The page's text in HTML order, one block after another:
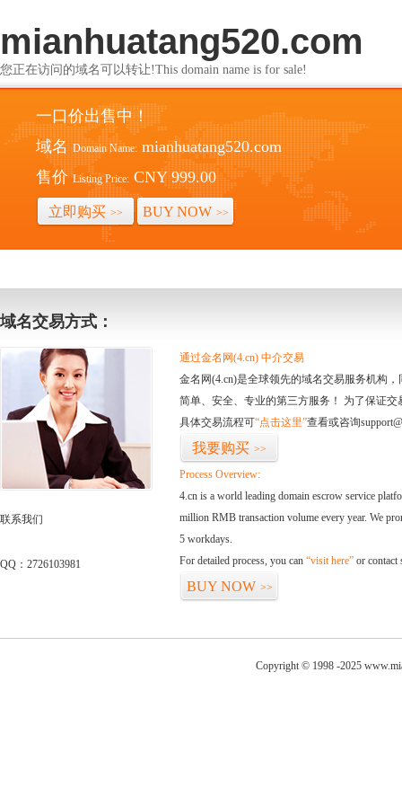
mianhuatang520.com
您正在访问的域名可以转让!This domain name is for sale!
一口价出售中！
域名 Domain Name: mianhuatang520.com
售价 Listing Price: CNY 999.00
立即购买 >> BUY NOW >>
域名交易方式：
联系我们
QQ：2726103981
通过金名网(4.cn) 中介交易
金名网(4.cn)是全球领先的域名交易服务机构
简单、安全、专业的第三方服务！ 为了保证
具体交易流程可“点击这里”查看或咨询
我要购买 >>
Process Overview:
4.cn is a world leading domain escrow service
million RMB transaction volume every year. We
5 workdays.
For detailed process, you can “visit here” or contact
BUY NOW >>
Copyright © 1998 -2025